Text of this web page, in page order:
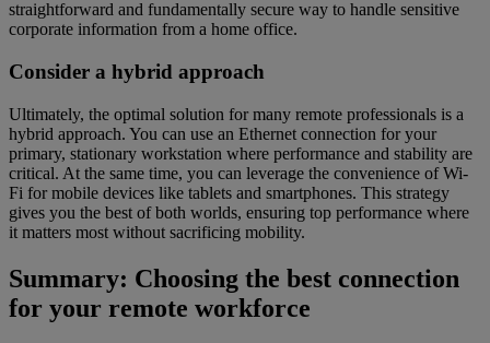
straightforward and fundamentally secure way to handle sensitive
corporate information from a home office.
Consider a hybrid approach
Ultimately, the optimal solution for many remote professionals is a
hybrid approach. You can use an Ethernet connection for your
primary, stationary workstation where performance and stability are
critical. At the same time, you can leverage the convenience of Wi-
Fi for mobile devices like tablets and smartphones. This strategy
gives you the best of both worlds, ensuring top performance where
it matters most without sacrificing mobility.
Summary: Choosing the best connection
for your remote workforce